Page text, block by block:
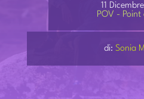
11
POV - Point
di: Sonia